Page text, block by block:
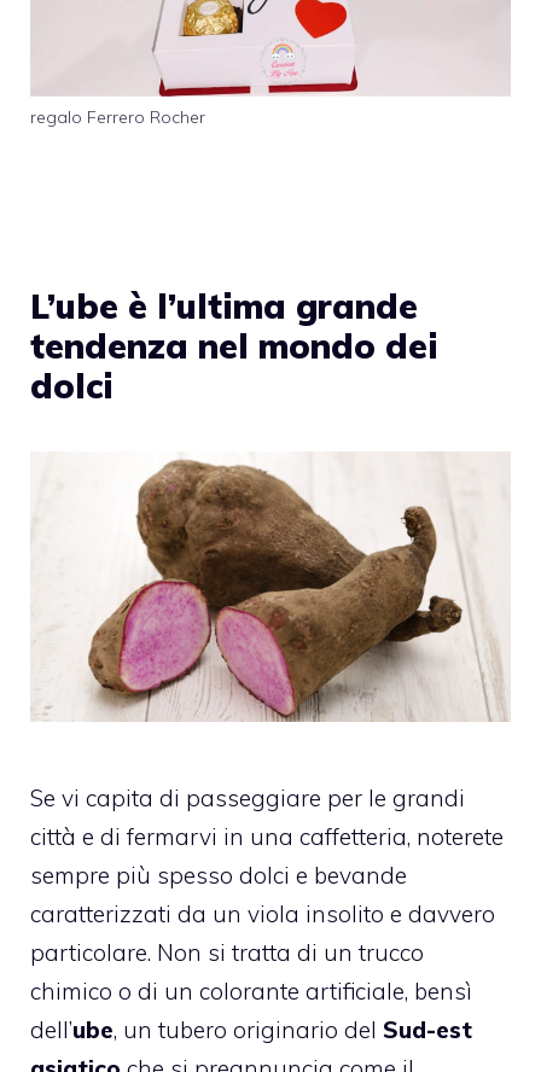
regalo Ferrero Rocher
L’ube è l’ultima grande
tendenza nel mondo dei
dolci
Se vi capita di passeggiare per le grandi
città e di fermarvi in una caffetteria, noterete
sempre più spesso dolci e bevande
caratterizzati da un viola insolito e davvero
particolare. Non si tratta di un trucco
chimico o di un colorante artificiale, bensì
dell’ube, un tubero originario del Sud-est